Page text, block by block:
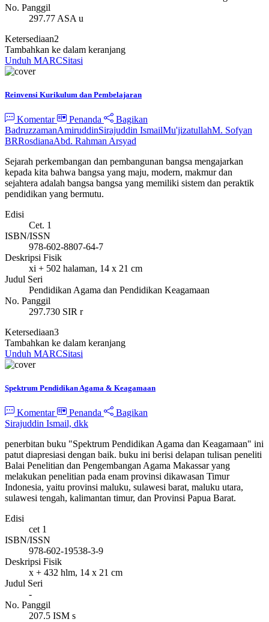
No. Panggil
297.77 ASA u
Ketersediaan2
Tambahkan ke dalam keranjang
Unduh MARCSitasi
Reinvensi Kurikulum dan Pembelajaran
Komentar Penanda
Bagikan
BadruzzamanAmiruddinSirajuddin IsmailMu'jizatullahM. Sofyan
BRRosdianaAbd. Rahman Arsyad
Sejarah perkembangan dan pembangunan bangsa mengajarkan
kepada kita bahwa bangsa yang maju, modern, makmur dan
sejahtera adalah bangsa bangsa yang memiliki sistem dan peraktik
pendidikan yang bermutu.
Edisi
Cet. 1
ISBN/ISSN
978-602-8807-64-7
Deskripsi Fisik
xi + 502 halaman, 14 x 21 cm
Judul Seri
Pendidikan Agama dan Pendidikan Keagamaan
No. Panggil
297.730 SIR r
Ketersediaan3
Tambahkan ke dalam keranjang
Unduh MARCSitasi
Spektrum Pendidikan Agama & Keagamaan
Komentar Penanda
Bagikan
Sirajuddin Ismail, dkk
penerbitan buku "Spektrum Pendidikan Agama dan Keagamaan" ini
patut diapresiasi dengan baik. buku ini berisi delapan tulisan peneliti
Balai Penelitian dan Pengembangan Agama Makassar yang
melakukan penelitian pada enam provinsi dikawasan Timur
Indonesia, yaitu provinsi maluku, sulawesi barat, maluku utara,
sulawesi tengah, kalimantan timur, dan Provinsi Papua Barat.
Edisi
cet 1
ISBN/ISSN
978-602-19538-3-9
Deskripsi Fisik
x + 432 hlm, 14 x 21 cm
Judul Seri
-
No. Panggil
207.5 ISM s